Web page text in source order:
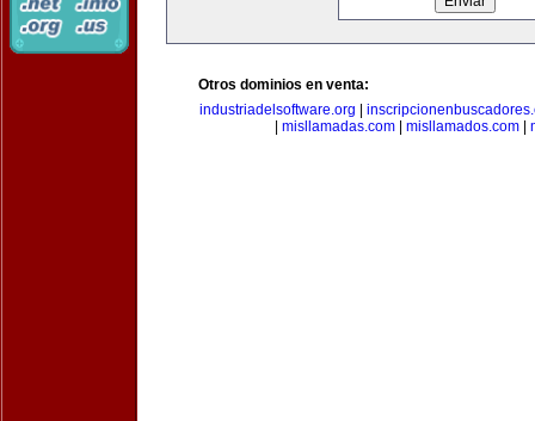
Otros dominios en venta:
industriadelsoftware.org
misllamadas.com| misllamados.com|